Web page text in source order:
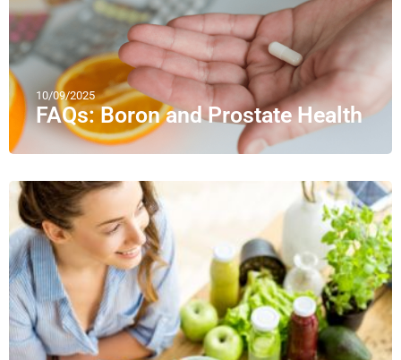
10/09/2025
FAQs: Boron and Prostate Health